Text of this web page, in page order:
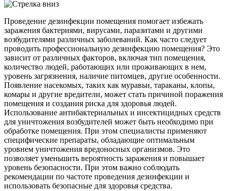
Проведение дезинфекции помещения помогает избежать
заражения бактериями, вирусами, паразитами и другими
возбудителями различных заболеваний. Как часто следует
проводить профессиональную дезинфекцию помещения? Это
зависит от различных факторов, включая тип помещения,
количество людей, работающих или проживающих в нем,
уровень загрязнения, наличие питомцев, другие особенности.
Появление насекомых, таких как муравьи, тараканы, клопы,
комары и другие вредители, может стать причиной поражения
помещения и создания риска для здоровья людей.
Использование антибактериальных и инсектицидных средств
для уничтожения возбудителей может быть необходимо при
обработке помещения. При этом специалисты применяют
специфические препараты, обладающие оптимальным
уровнем уничтожения вредоносных организмов. Это
позволяет уменьшить вероятность заражения и повышает
уровень безопасности. При этом важно соблюдать
рекомендации по частоте проведения дезинфекции и
использовать безопасные для здоровья средства.